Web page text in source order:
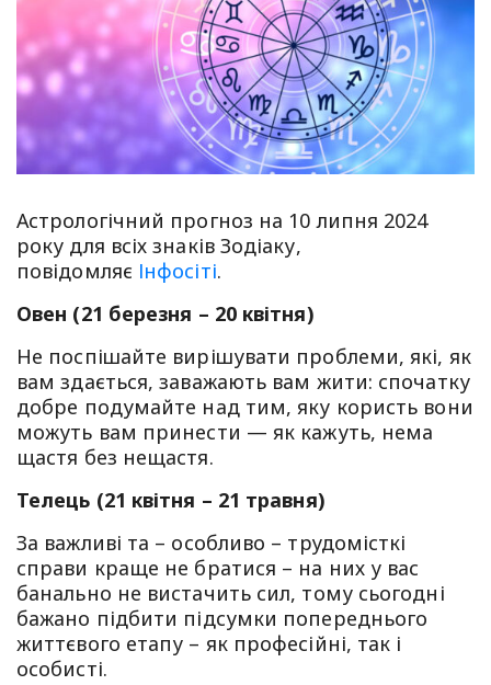
Астрологічний прогноз на 10 липня 2024
року для всіх знаків Зодіаку,
повідомляє Інфосіті.
Овен (21 березня – 20 квітня)
Не поспішайте вирішувати проблеми, які, як
вам здається, заважають вам жити: спочатку
добре подумайте над тим, яку користь вони
можуть вам принести — як кажуть, нема
щастя без нещастя.
Телець (21 квітня – 21 травня)
За важливі та – особливо – трудомісткі
справи краще не братися – на них у вас
банально не вистачить сил, тому сьогодні
бажано підбити підсумки попереднього
життєвого етапу – як професійні, так і
особисті.